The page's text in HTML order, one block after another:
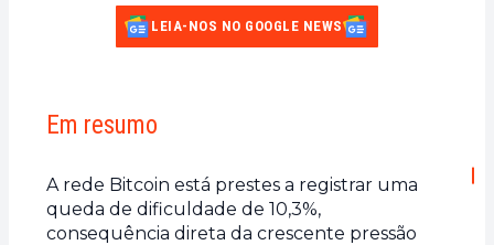
LEIA-NOS NO GOOGLE NEWS
Em resumo
A rede Bitcoin está prestes a registrar uma
queda de dificuldade de 10,3%,
consequência direta da crescente pressão